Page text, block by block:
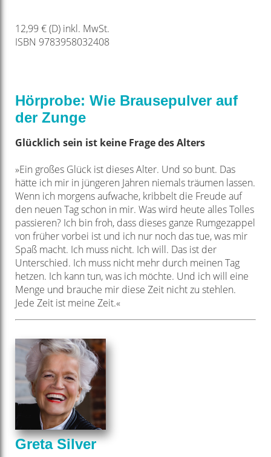
12,99 € (D) inkl. MwSt.
ISBN 9783958032408
Hörprobe: Wie Brausepulver auf
der Zunge
Glücklich sein ist keine Frage des Alters
»Ein großes Glück ist dieses Alter. Und so bunt. Das
hätte ich mir in jüngeren Jahren niemals träumen lassen.
Wenn ich morgens aufwache, kribbelt die Freude auf
den neuen Tag schon in mir. Was wird heute alles Tolles
passieren? Ich bin froh, dass dieses ganze Rumgezappel
von früher vorbei ist und ich nur noch das tue,was mir
Spaß macht. Ich muss nicht. Ich will. Das ist der
Unterschied. Ich muss nicht mehr durch meinen Tag
hetzen. Ich kann tun, was ich möchte. Und ich will eine
Menge und brauche mir diese Zeit nicht zu stehlen.
Jede Zeit ist meine Zeit.«
Greta Silver